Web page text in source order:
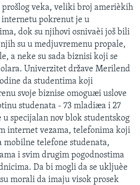
prošlog veka, veliki broj amerièkih
pokrenut je u
dok su njihovi osnivaèi još bili
su u medjuvremenu propale,
a neke su sada biznisi koji se
Univerzitet države Merilend
da studentima koji
svoje biznise omoguæi uslove
studenata - 73 mladiæa i 27
u specijalan nov blok studentskog
internet vezama, telefonima koji
mobilne telefone studenata,
i svim drugim pogodnostima
Da bi mogli da se ukljuèe
morali da imaju visok prosek